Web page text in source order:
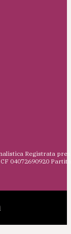
Registrata
04072690920